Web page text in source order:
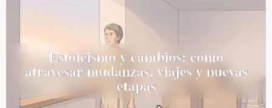
Estoicismo y cambios: cómo
atravesar mudanzas, viajes y nuevas
etapas